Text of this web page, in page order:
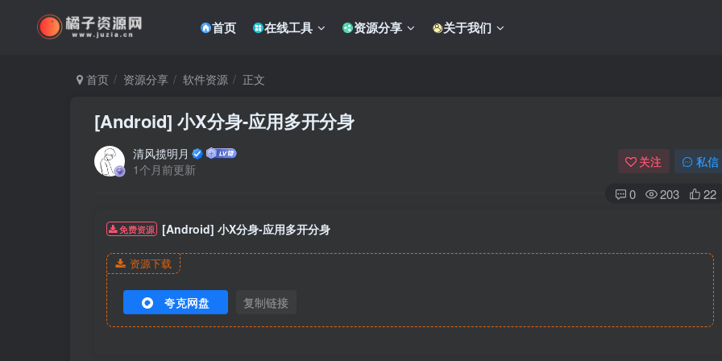
首页 在线工具 资源分享 关于我们
首页 资源分享 软件资源 正文
[Android] 小X分身-应用多开分身
清风揽明月
1个月前更新
关注 私信
0 203 22
免费资源 [Android] 小X分身-应用多开分身
资源下载
夸克网盘 复制链接